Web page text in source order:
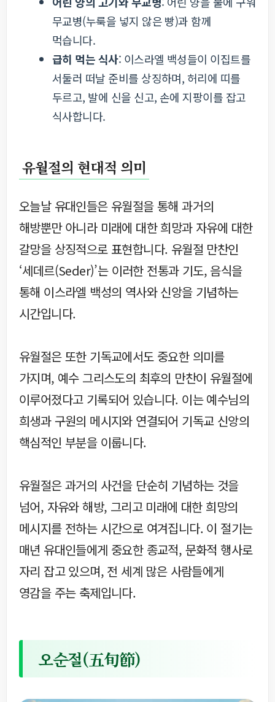
무교병(누룩을 넣지 않은 빵)과 함께
먹습니다.
급히 먹는 식사: 이스라엘 백성들이 이집트를
서둘러 떠날 준비를 상징하며, 허리에 띠를
두르고, 발에 신을 신고, 손에 지팡이를 잡고
식사합니다.
유월절의 현대적 의미
오늘날 유대인들은 유월절을 통해 과거의
해방뿐만 아니라 미래에 대한 희망과 자유에 대한
갈망을 상징적으로 표현합니다. 유월절 만찬인
‘세데르(Seder)’는 이러한 전통과 기도, 음식을
통해 이스라엘 백성의 역사와 신앙을 기념하는
시간입니다.
유월절은 또한 기독교에서도 중요한 의미를
가지며, 예수 그리스도의 최후의 만찬이 유월절에
이루어졌다고 기록되어 있습니다. 이는 예수님의
희생과 구원의 메시지와 연결되어 기독교 신앙의
핵심적인 부분을 이룹니다.
유월절은 과거의 사건을 단순히 기념하는 것을
넘어, 자유와 해방, 그리고 미래에 대한 희망의
메시지를 전하는 시간으로 여겨집니다. 이 절기는
매년 유대인들에게 중요한 종교적, 문화적 행사로
자리 잡고 있으며, 전 세계 많은 사람들에게
영감을 주는 축제입니다.
오순절(五旬節)